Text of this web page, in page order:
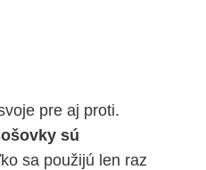
pre aj proti.
sú
sa použijú len raz